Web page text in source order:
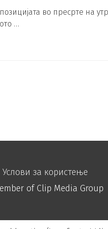
во пресрте на
…
Услови за користење
of Clip Media Group